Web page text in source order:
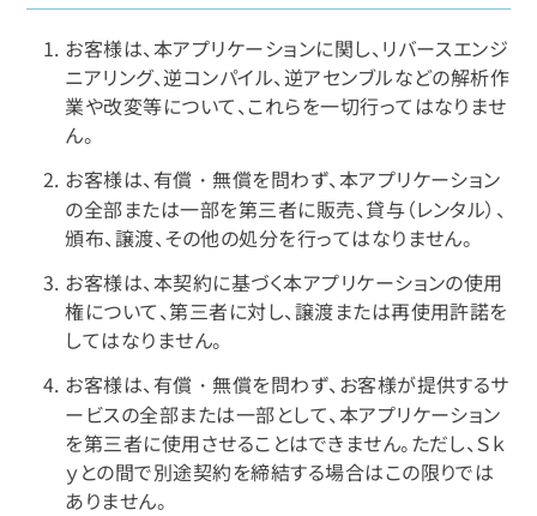
お客様は、本アプリケーションに関し、リバースエンジ
ニアリング、逆コンパイル、逆アセンブルなどの解析作
業や改変等について、これらを一切行ってはなりませ
ん。
お客様は、有償・無償を問わず、本アプリケーション
の全部または一部を第三者に販売、貸与（レンタル）、
頒布、譲渡、その他の処分を行ってはなりません。
お客様は、本契約に基づく本アプリケーションの使用
権について、第三者に対し、譲渡または再使用許諾を
してはなりません。
お客様は、有償・無償を問わず、お客様が提供するサ
ービスの全部または一部として、本アプリケーション
を第三者に使用させることはできません。ただし、Ｓｋ
ｙとの間で別途契約を締結する場合はこの限りでは
ありません。